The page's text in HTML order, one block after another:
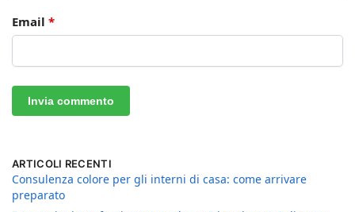
Email *
ARTICOLI RECENTI
Consulenza colore per gli interni di casa: come arrivare
preparato